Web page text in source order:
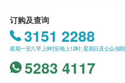
主要成份
维他命B1、维他命B2、维他
命B6、维他命B7、维他命B9
素、维他命D3、维他命C、维
氢胆碱、碳酸钙、氧化镁、柠
我们将于确定订单后3-5个
不排除运送时间会因节日
风讯号悬挂或黑色暴雨警告
将会延迟。
所有订单须视乎相关货品
订购及查询
3151 2288
星期一至六早上9时至晚上12时; 星期日及公众假
5283 4117